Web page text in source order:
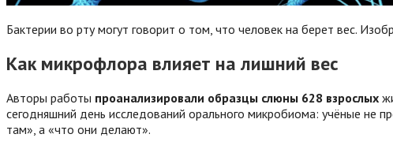
Бактерии во рту могут говорит о том, что человек на берет вес.
Как микрофлора влияет на лишний вес
Авторы работы проанализировали образцы слюны 628 взрослых
сегодняшний день исследований орального микробиома: учёные не
там», а «что они делают».